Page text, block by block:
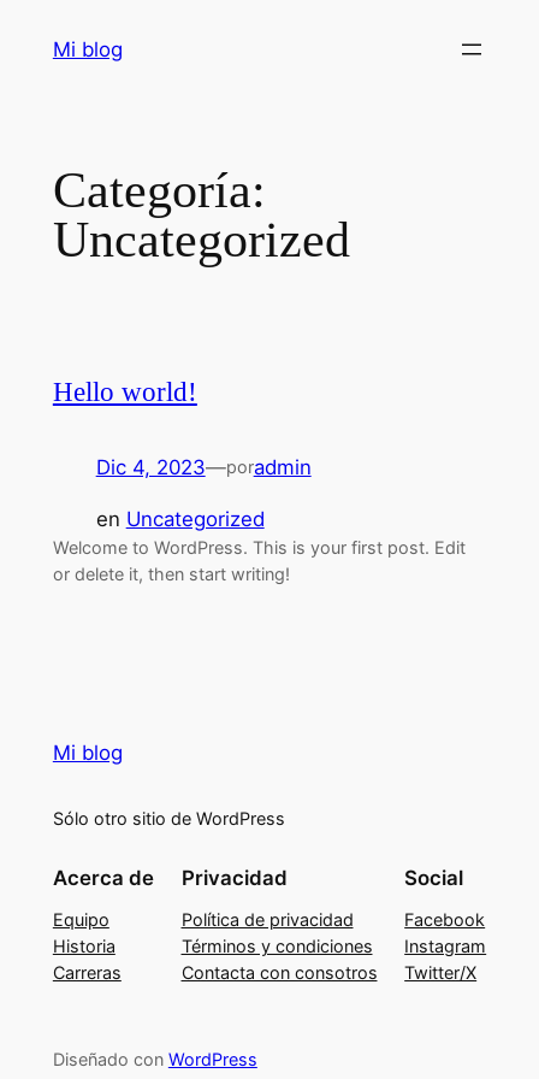
Mi blog
Categoría:
Uncategorized
Hello world!
Dic 4, 2023—poradmin
en Uncategorized
Welcome to WordPress. This is your first post. Edit
or delete it, then start writing!
Mi blog
Sólo otro sitio de WordPress
Acerca de
Equipo
Historia
Carreras
Privacidad
Política de privacidad
Términos y condiciones
Contacta con consotros
Social
Facebook
Instagram
Twitter/X
Diseñado con WordPress